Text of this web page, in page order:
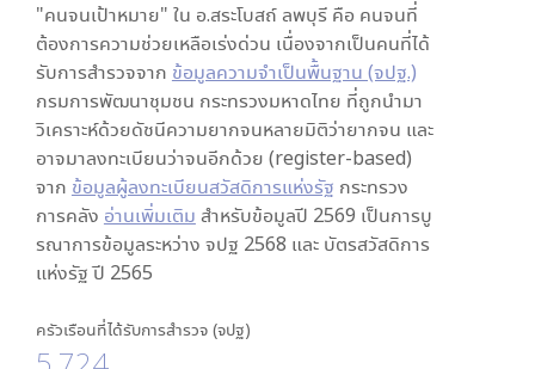
"คนจนเป้าหมาย" ใน อ.สระโบสถ์ ลพบุรี คือ คนจนที่
ต้องการความช่วยเหลือเร่งด่วน เนื่องจากเป็นคนที่ได้
รับการสำรวจจาก ข้อมูลความจำเป็นพื้นฐาน (จปฐ.)
กรมการพัฒนาชุมชน กระทรวงมหาดไทย ที่ถูกนำมา
วิเคราะห์ด้วยดัชนีความยากจนหลายมิติว่ายากจน และ
อาจมาลงทะเบียนว่าจนอีกด้วย (register-based)
จาก ข้อมูลผู้ลงทะเบียนสวัสดิการแห่งรัฐ กระทรวง
การคลัง อ่านเพิ่มเติม สำหรับข้อมูลปี 2569 เป็นการบู
รณาการข้อมูลระหว่าง จปฐ 2568 และ บัตรสวัสดิการ
แห่งรัฐ ปี 2565
ครัวเรือนที่ได้รับการสำรวจ (จปฐ)